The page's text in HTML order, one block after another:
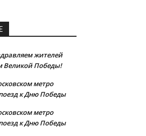
жителей
Великой Победы!
метро
к Дню Победы
метро
к Дню Победы